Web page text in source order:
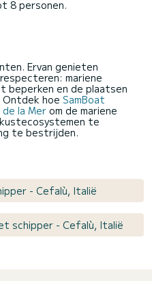
8 personen.
Ervan genieten
mariene
beperken en de plaatsen
Ontdek hoe SamBoat
la Mer om de mariene
te
te bestrijden.
- Cefalù, Italië
schipper - Cefalù, Italië